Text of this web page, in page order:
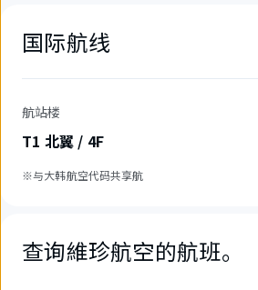
国际航线
航站楼
T1 北翼 / 4F
※与大韩航空代码共享航
查询維珍航空的航班。